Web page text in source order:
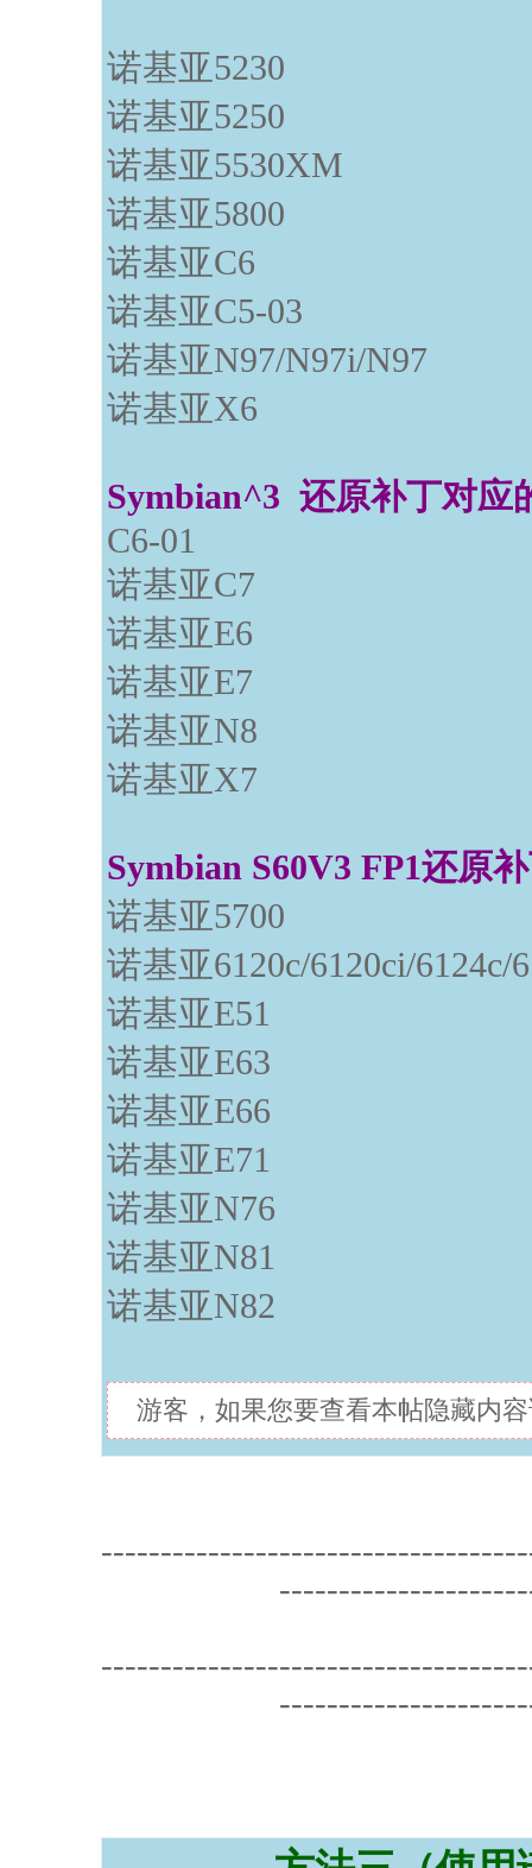
诺基亚5230
诺基亚5250
诺基亚5530XM
诺基亚5800
诺基亚C6
诺基亚C5-03
诺基亚N97/N97i/N97
诺基亚X6
Symbian^3 还原补丁对应
诺基亚C7
诺基亚E6
诺基亚E7
诺基亚N8
诺基亚X7
Symbian S60V3 FP1还原
诺基亚5700
诺基亚6120c/6120ci/6124c/
诺基亚E51
诺基亚E63
诺基亚E66
诺基亚E71
诺基亚N76
诺基亚N81
诺基亚N82
游客，如果您要查看本帖隐藏内